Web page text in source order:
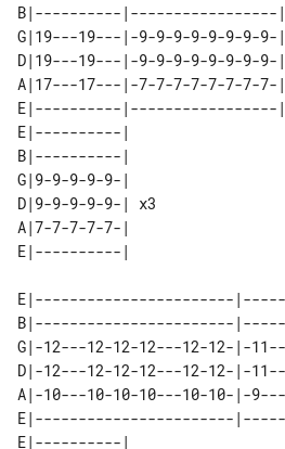
B|----------|-----------------
G|19---19---|-9-9-9-9-9-9-9-9-
D|19---19---|-9-9-9-9-9-9-9-9-
A|17---17---|-7-7-7-7-7-7-7-7-
E|----------|-----------------
E|----------|
B|----------|
G|9-9-9-9-9-|
D|9-9-9-9-9-| x3
A|7-7-7-7-7-|
E|-----------------------
B|-----------------------
G|-12---12-12-12---12-12-|-
D|-12---12-12-12---12-12-|-
A|-10---10-10-10---10-10-|-
E|-----------------------
E|----------|